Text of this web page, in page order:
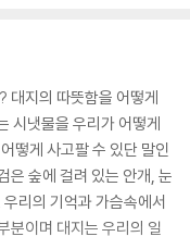
발견한 얼굴 흰 사람들은
번 밀려갔다가 돌아오면
들을 거부하지 않았다. 그
라 불렀다. 우리는 그들을
않아 그들의 숫자가 급격
는 아예 우리가 살고 있는
독한 물을 들여와 우리
대지의 따뜻함을 어떻게
시냇물을 우리가 어떻게
떻게 사고팔 수 있단 말인
은 숲에 걸려 있는 안개, 눈
리의 기억과 가슴속에서
분이며 대지는 우리의 일